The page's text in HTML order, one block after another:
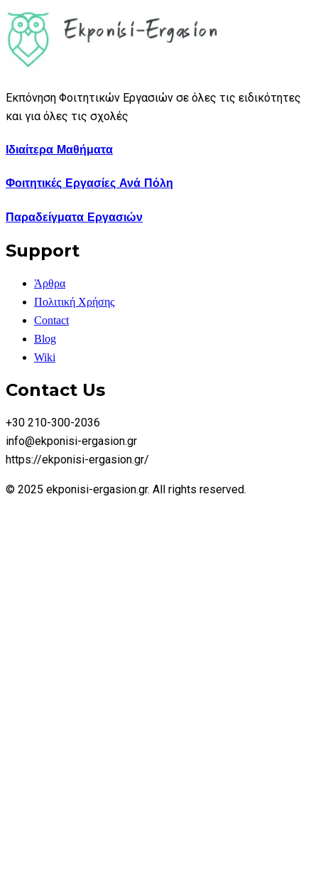
Εκπόνηση Φοιτητικών Εργασιών σε όλες τις ειδικότητες
και για όλες τις σχολές
Ιδιαίτερα Μαθήματα
Φοιτητικές Εργασίες Ανά Πόλη
Παραδείγματα Εργασιών
Support
Άρθρα
Πολιτική Χρήσης
Contact
Blog
Wiki
Contact Us
+30 210-300-2036
info@ekponisi-ergasion.gr
https://ekponisi-ergasion.gr/
© 2025 ekponisi-ergasion.gr. All rights reserved.